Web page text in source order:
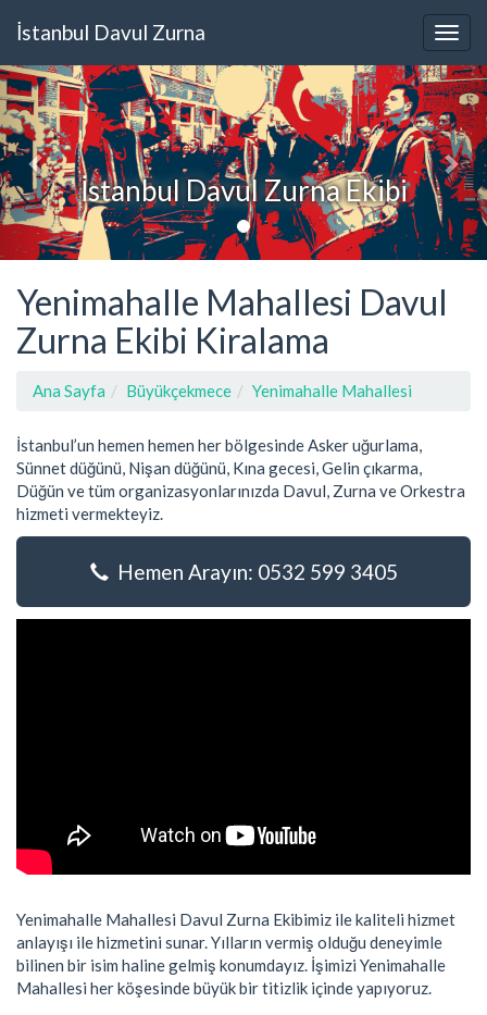
İstanbul Davul Zurna
İstanbul Davul Zurna Ekibi
Yenimahalle Mahallesi Davul
Zurna Ekibi Kiralama
Ana Sayfa Büyükçekmece Yenimahalle Mahallesi
İstanbul’un hemen hemen her bölgesinde Asker uğurlama,
Sünnet düğünü, Nişan düğünü, Kına gecesi, Gelin çıkarma,
Düğün ve tüm organizasyonlarınızda Davul, Zurna ve Orkestra
hizmeti vermekteyiz.
Hemen Arayın: 0532 599 3405
Yenimahalle Mahallesi Davul Zurna Ekibimiz ile kaliteli hizmet
anlayışı ile hizmetini sunar. Yılların vermiş olduğu deneyimle
bilinen bir isim haline gelmiş konumdayız. İşimizi Yenimahalle
Mahallesi her köşesinde büyük bir titizlik içinde yapıyoruz.